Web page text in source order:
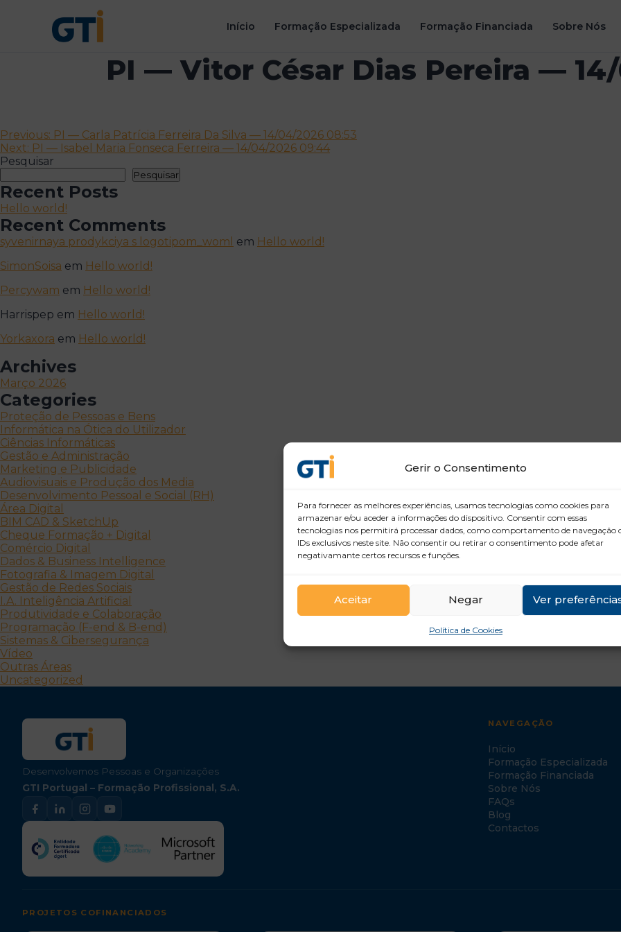
Gerir o Consentimento
Para fornecer as melhores experiências, usamos tecnologias como cookies para
armazenar e/ou aceder a informações do dispositivo. Consentir com essas
tecnologias nos permitirá processar dados, como comportamento de navegação
IDs exclusivos neste site. Não consentir ou retirar o consentimento pode afetar
negativamante certos recursos e funções.
Aceitar Negar Ver
Política de Cookies
Início Formação Especializada Formação Financiada Sobre Nós
PI — Vitor César Dias Pereira —
Navegação
de
artigos
Previous: PI — Carla Patrícia Ferreira Da Silva — 14/04/2026 08:53
Next: PI — Isabel Maria Fonseca Ferreira — 14/04/2026 09:44
Pesquisar
Pesquisar
Recent Posts
Hello world!
Recent Comments
syvenirnaya prodykciya s logotipom_woml em Hello world!
SimonSoisa em Hello world!
Percywam em Hello world!
Harrispep em Hello world!
Yorkaxora em Hello world!
Archives
Março 2026
Categories
Proteção de Pessoas e Bens
Informática na Ótica do Utilizador
Ciências Informáticas
Gestão e Administração
Marketing e Publicidade
Audiovisuais e Produção dos Media
Desenvolvimento Pessoal e Social (RH)
Área Digital
BIM CAD & SketchUp
Cheque Formação + Digital
Comércio Digital
Dados & Business Intelligence
Fotografia & Imagem Digital
Gestão de Redes Sociais
I.A. Inteligência Artificial
Produtividade e Colaboração
Programação (F-end & B-end)
Sistemas & Cibersegurança
Vídeo
Outras Áreas
Uncategorized
Desenvolvemos Pessoas e Organizações
GTI Portugal – Formação Profissional, S.A.
NAVEGAÇÃO
Início
Formação Especializada
Formação Financiada
Sobre Nós
FAQs
Blog
Contactos
PROJETOS COFINANCIADOS